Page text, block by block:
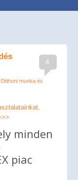
4
Otthoni munka és
minden
piac